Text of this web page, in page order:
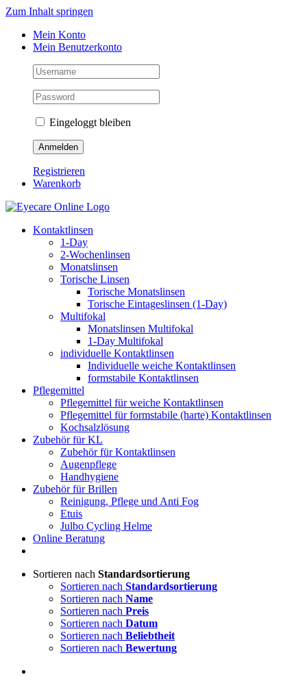
Zum Inhalt springen
Mein Konto
Mein Benutzerkonto
Eingeloggt bleiben
Registrieren
Warenkorb
Kontaktlinsen
1-Day
2-Wochenlinsen
Monatslinsen
Torische Linsen
Torische Monatslinsen
Torische Eintageslinsen (1-Day)
Multifokal
Monatslinsen Multifokal
1-Day Multifokal
individuelle Kontaktlinsen
Individuelle weiche Kontaktlinsen
formstabile Kontaktlinsen
Pflegemittel
Pflegemittel für weiche Kontaktlinsen
Pflegemittel für formstabile (harte) Kontaktlinsen
Kochsalzlösung
Zubehör für KL
Zubehör für Kontaktlinsen
Augenpflege
Handhygiene
Zubehör für Brillen
Reinigung, Pflege und Anti Fog
Etuis
Julbo Cycling Helme
Online Beratung
Sortieren nach Standardsortierung
Sortieren nach Standardsortierung
Sortieren nach Name
Sortieren nach Preis
Sortieren nach Datum
Sortieren nach Beliebtheit
Sortieren nach Bewertung